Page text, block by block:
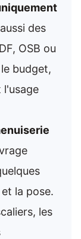
des
OSB ou
budget,
l'usage
la pose.
les